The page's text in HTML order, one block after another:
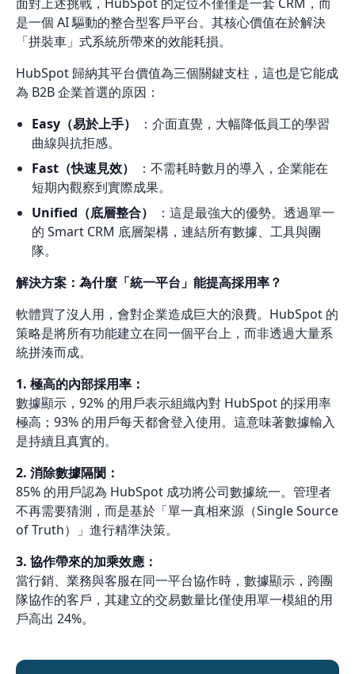
是一個 AI 驅動的整合型客戶平台。其核心價值在於解決
「拼裝車」式系統所帶來的效能耗損。
HubSpot 歸納其平台價值為三個關鍵支柱，這也是它能成
為 B2B 企業首選的原因：
Easy（易於上手）
：介面直覺，大幅降低員工的學習
曲線與抗拒感。
Fast（快速見效）
：不需耗時數月的導入，企業能在
短期內觀察到實際成果。
Unified（底層整合）
：這是最強大的優勢。透過單一
的 Smart CRM 底層架構，連結所有數據、工具與團
隊。
解決方案：為什麼「統一平台」能提高採用率？
軟體買了沒人用，會對企業造成巨大的浪費。HubSpot 的
策略是將所有功能建立在同一個平台上，而非透過大量系
統拼湊而成。
1. 極高的內部採用率：
數據顯示，92% 的用戶表示組織內對 HubSpot 的採用率
極高；93% 的用戶每天都會登入使用。這意味著數據輸入
是持續且真實的。
2. 消除數據隔閡：
85% 的用戶認為 HubSpot 成功將公司數據統一。管理者
不再需要猜測，而是基於「單一真相來源（Single Source
of Truth）」進行精準決策。
3. 協作帶來的加乘效應：
當行銷、業務與客服在同一平台協作時，數據顯示，跨團
隊協作的客戶，其建立的交易數量比僅使用單一模組的用
戶高出 24%。